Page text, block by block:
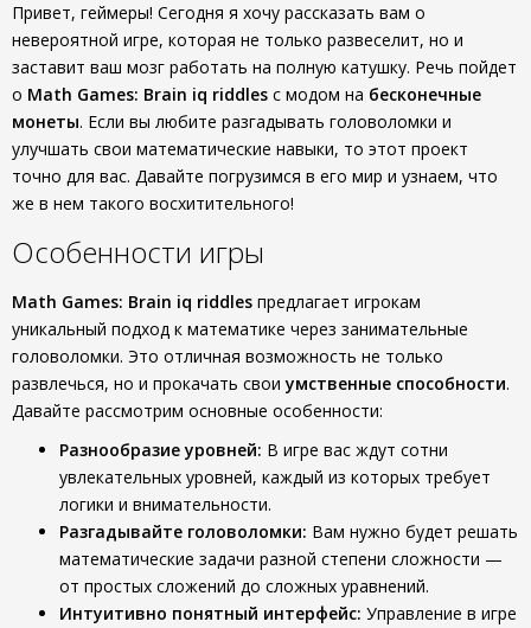
Привет, геймеры! Сегодня я хочу рассказать вам о
невероятной игре, которая не только развеселит, но и
заставит ваш мозг работать на полную катушку. Речь пойдет
о Math Games: Brain iq riddles с модом на бесконечные
монеты. Если вы любите разгадывать головоломки и
улучшать свои математические навыки, то этот проект
точно для вас. Давайте погрузимся в его мир и узнаем, что
же в нем такого восхитительного!
Особенности игры
Math Games: Brain iq riddles предлагает игрокам
уникальный подход к математике через занимательные
головоломки. Это отличная возможность не только
развлечься, но и прокачать своиумственные способности.
Давайте рассмотрим основные особенности:
Разнообразие уровней: В игре вас ждут сотни
увлекательных уровней, каждый из которых требует
логики и внимательности.
Разгадывайте головоломки: Вам нужно будет решать
математические задачи разной степени сложности —
от простых сложений до сложных уравнений.
Интуитивно понятный интерфейс: Управление в игре